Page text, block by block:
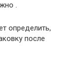
.
определить,
после